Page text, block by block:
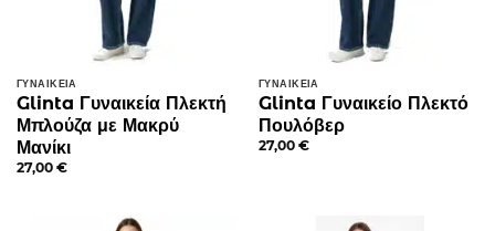
ΓΥΝΑΙΚΕΊΑ
Glinta Γυναικεία Πλεκτή
Μπλούζα με Μακρύ
Μανίκι
27,00 €
ΓΥΝΑΙΚΕΊΑ
Glinta Γυναικείο Πλεκτό
Πουλόβερ
27,00 €